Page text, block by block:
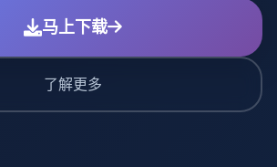
马上下载
了解更多